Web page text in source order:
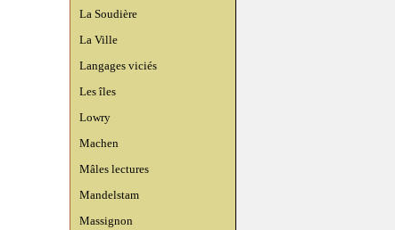
La Soudière
La Ville
Langages viciés
Les îles
Lowry
Machen
Mâles lectures
Mandelstam
Massignon